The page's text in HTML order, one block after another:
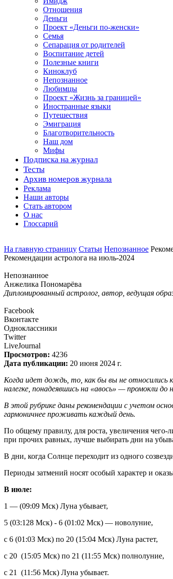
Отношения
Деньги
Проект «Деньги по-женски»
Семья
Сепарация от родителей
Воспитание детей
Полезные книги
Киноклуб
Непознанное
Любимцы
Проект «Жизнь за границей»
Иностранные языки
Путешествия
Эмиграция
Благотворительность
Наш дом
Мифы
Подписка на журнал
Тесты
Архив номеров журнала
Реклама
Наши авторы
Стать автором
О нас
Глоссарий
На главную страницу Статьи Непознанное
Рекомендации астролога на июль-2024
Непознанное
Анжелика Пономарёва
Дипломированный астролог, автор, ведущая
Facebook
Вконтакте
Одноклассники
Twitter
LiveJournal
Просмотров: 4236
Дата публикации: 20 июня 2024 г.
Когда идет дождь, то, как бы вы не относились
налегке, понадеявшись на «авось» — промокли до
В этой рубрике даны рекомендации с учетом
гармоничнее проживать каждый день.
По общему правилу, для роста, увеличения чего-
при прочих равных, лучше выбирать дни на
В дни, когда Солнце переходит из одного
Периоды затмений носят особый характер и
В июле:
1 — (09:09 Мск) Луна убывает,
5 (03:128 Мск) - 6 (01:02 Мск) — новолуние,
с 6 (01:03 Мск) по 20 (15:04 Мск) Луна растет,
с 20 (15:05 Мск) по 21 (11:55 Мск) полнолуние,
с 21 (11:56 Мск) Луна убывает.